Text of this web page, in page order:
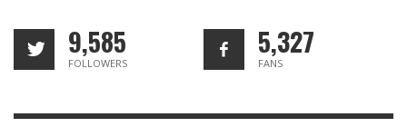
9,585
FOLLOWERS
5,327
FANS